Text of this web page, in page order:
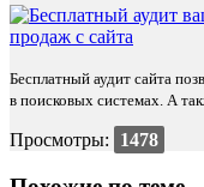
Бесплатный аудит сайта
в поисковых системах. А
Просмотры: 1478